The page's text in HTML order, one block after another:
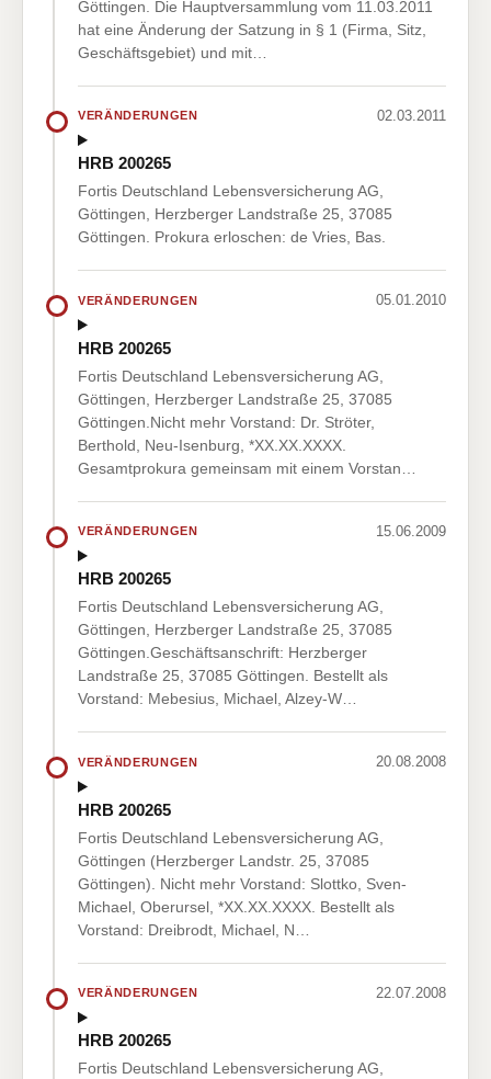
Göttingen. Die Hauptversammlung vom 11.03.2011
hat eine Änderung der Satzung in § 1 (Firma, Sitz,
Geschäftsgebiet) und mit…
VERÄNDERUNGEN 02.03.2011
HRB 200265
Fortis Deutschland Lebensversicherung AG,
Göttingen, Herzberger Landstraße 25, 37085
Göttingen. Prokura erloschen: de Vries, Bas.
VERÄNDERUNGEN 05.01.2010
HRB 200265
Fortis Deutschland Lebensversicherung AG,
Göttingen, Herzberger Landstraße 25, 37085
Göttingen.Nicht mehr Vorstand: Dr. Ströter,
Berthold, Neu-Isenburg, *XX.XX.XXXX.
Gesamtprokura gemeinsam mit einem Vorstan…
VERÄNDERUNGEN 15.06.2009
HRB 200265
Fortis Deutschland Lebensversicherung AG,
Göttingen, Herzberger Landstraße 25, 37085
Göttingen.Geschäftsanschrift: Herzberger
Landstraße 25, 37085 Göttingen. Bestellt als
Vorstand: Mebesius, Michael, Alzey-W…
VERÄNDERUNGEN 20.08.2008
HRB 200265
Fortis Deutschland Lebensversicherung AG,
Göttingen (Herzberger Landstr. 25, 37085
Göttingen). Nicht mehr Vorstand: Slottko, Sven-
Michael, Oberursel, *XX.XX.XXXX. Bestellt als
Vorstand: Dreibrodt, Michael, N…
VERÄNDERUNGEN 22.07.2008
HRB 200265
Fortis Deutschland Lebensversicherung AG,